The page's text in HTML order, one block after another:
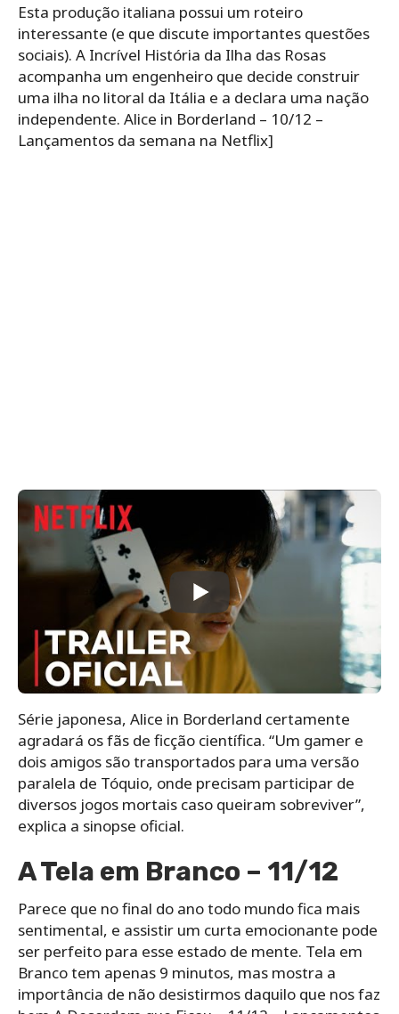
Esta produção italiana possui um roteiro
interessante (e que discute importantes questões
sociais). A Incrível História da Ilha das Rosas
acompanha um engenheiro que decide construir
uma ilha no litoral da Itália e a declara uma nação
independente. Alice in Borderland – 10/12 –
Lançamentos da semana na Netflix]
Série japonesa, Alice in Borderland certamente
agradará os fãs de ficção científica. “Um gamer e
dois amigos são transportados para uma versão
paralela de Tóquio, onde precisam participar de
diversos jogos mortais caso queiram sobreviver”,
explica a sinopse oficial.
A Tela em Branco – 11/12
Parece que no final do ano todo mundo fica mais
sentimental, e assistir um curta emocionante pode
ser perfeito para esse estado de mente. Tela em
Branco tem apenas 9 minutos, mas mostra a
importância de não desistirmos daquilo que nos faz